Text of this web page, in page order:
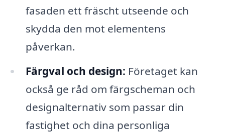
fasaden ett fräscht utseende och
skydda den mot elementens
påverkan.
Färgval och design: Företaget kan
också ge råd om färgscheman och
designalternativ som passar din
fastighet och dina personliga